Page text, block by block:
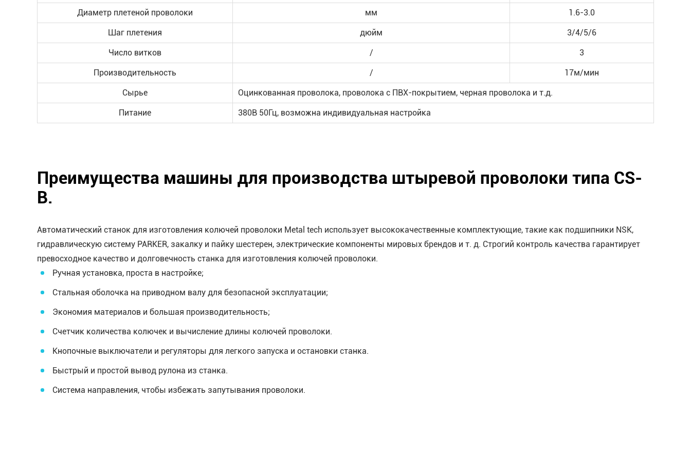
Диаметр плетеной проволоки мм 1.6-3.0
Шаг плетения дюйм 3/4/5/6
Число витков / 3
Производительность / 17м/мин
Сырье Оцинкованная проволока, проволока с ПВХ-покрытием, черная проволока и т.д.
Питание 380В 50Гц, возможна индивидуальная настройка
Преимущества машины для производства штыревой проволоки типа CS-
B.
Автоматический станок для изготовления колючей проволоки Metal tech использует высококачественные комплектующие, такие как подшипники NSK,
гидравлическую систему PARKER, закалку и пайку шестерен, электрические компоненты мировых брендов и т. д. Строгий контроль качества гарантирует
превосходное качество и долговечность станка для изготовления колючей проволоки.
Ручная установка, проста в настройке;
Стальная оболочка на приводном валу для безопасной эксплуатации;
Экономия материалов и большая производительность;
Счетчик количества колючек и вычисление длины колючей проволоки.
Кнопочные выключатели и регуляторы для легкого запуска и остановки станка.
Быстрый и простой вывод рулона из станка.
Система направления, чтобы избежать запутывания проволоки.